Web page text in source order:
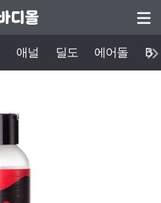
애널 딜도 에어돌